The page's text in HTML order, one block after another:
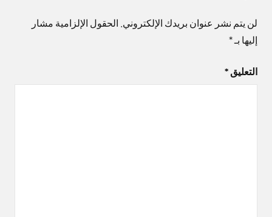
لن يتم نشر عنوان بريدك الإلكتروني. الحقول الإلزامية مشار
إليها بـ*
التعليق *